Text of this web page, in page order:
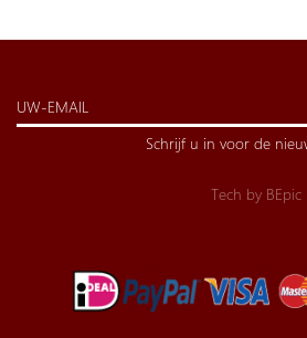
Schrijf u in voor de
Tech by BEpic